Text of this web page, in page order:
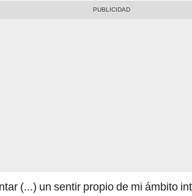
(...) un sentir propio de mi ámbito